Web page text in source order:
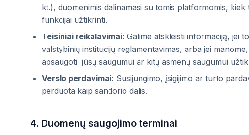
kt.), duomenimis dalinamasi su tomis platformomis,
funkcijai užtikrinti.
Teisiniai reikalavimai: Galime atskleisti informaciją, jei
valstybinių institucijų reglamentavimas, arba jei
apsaugoti, jūsų saugumui ar kitų asmenų saugumui
Verslo perdavimai: Susijungimo, įsigijimo ar turto
perduota kaip sandorio dalis.
4. Duomenų saugojimo terminai